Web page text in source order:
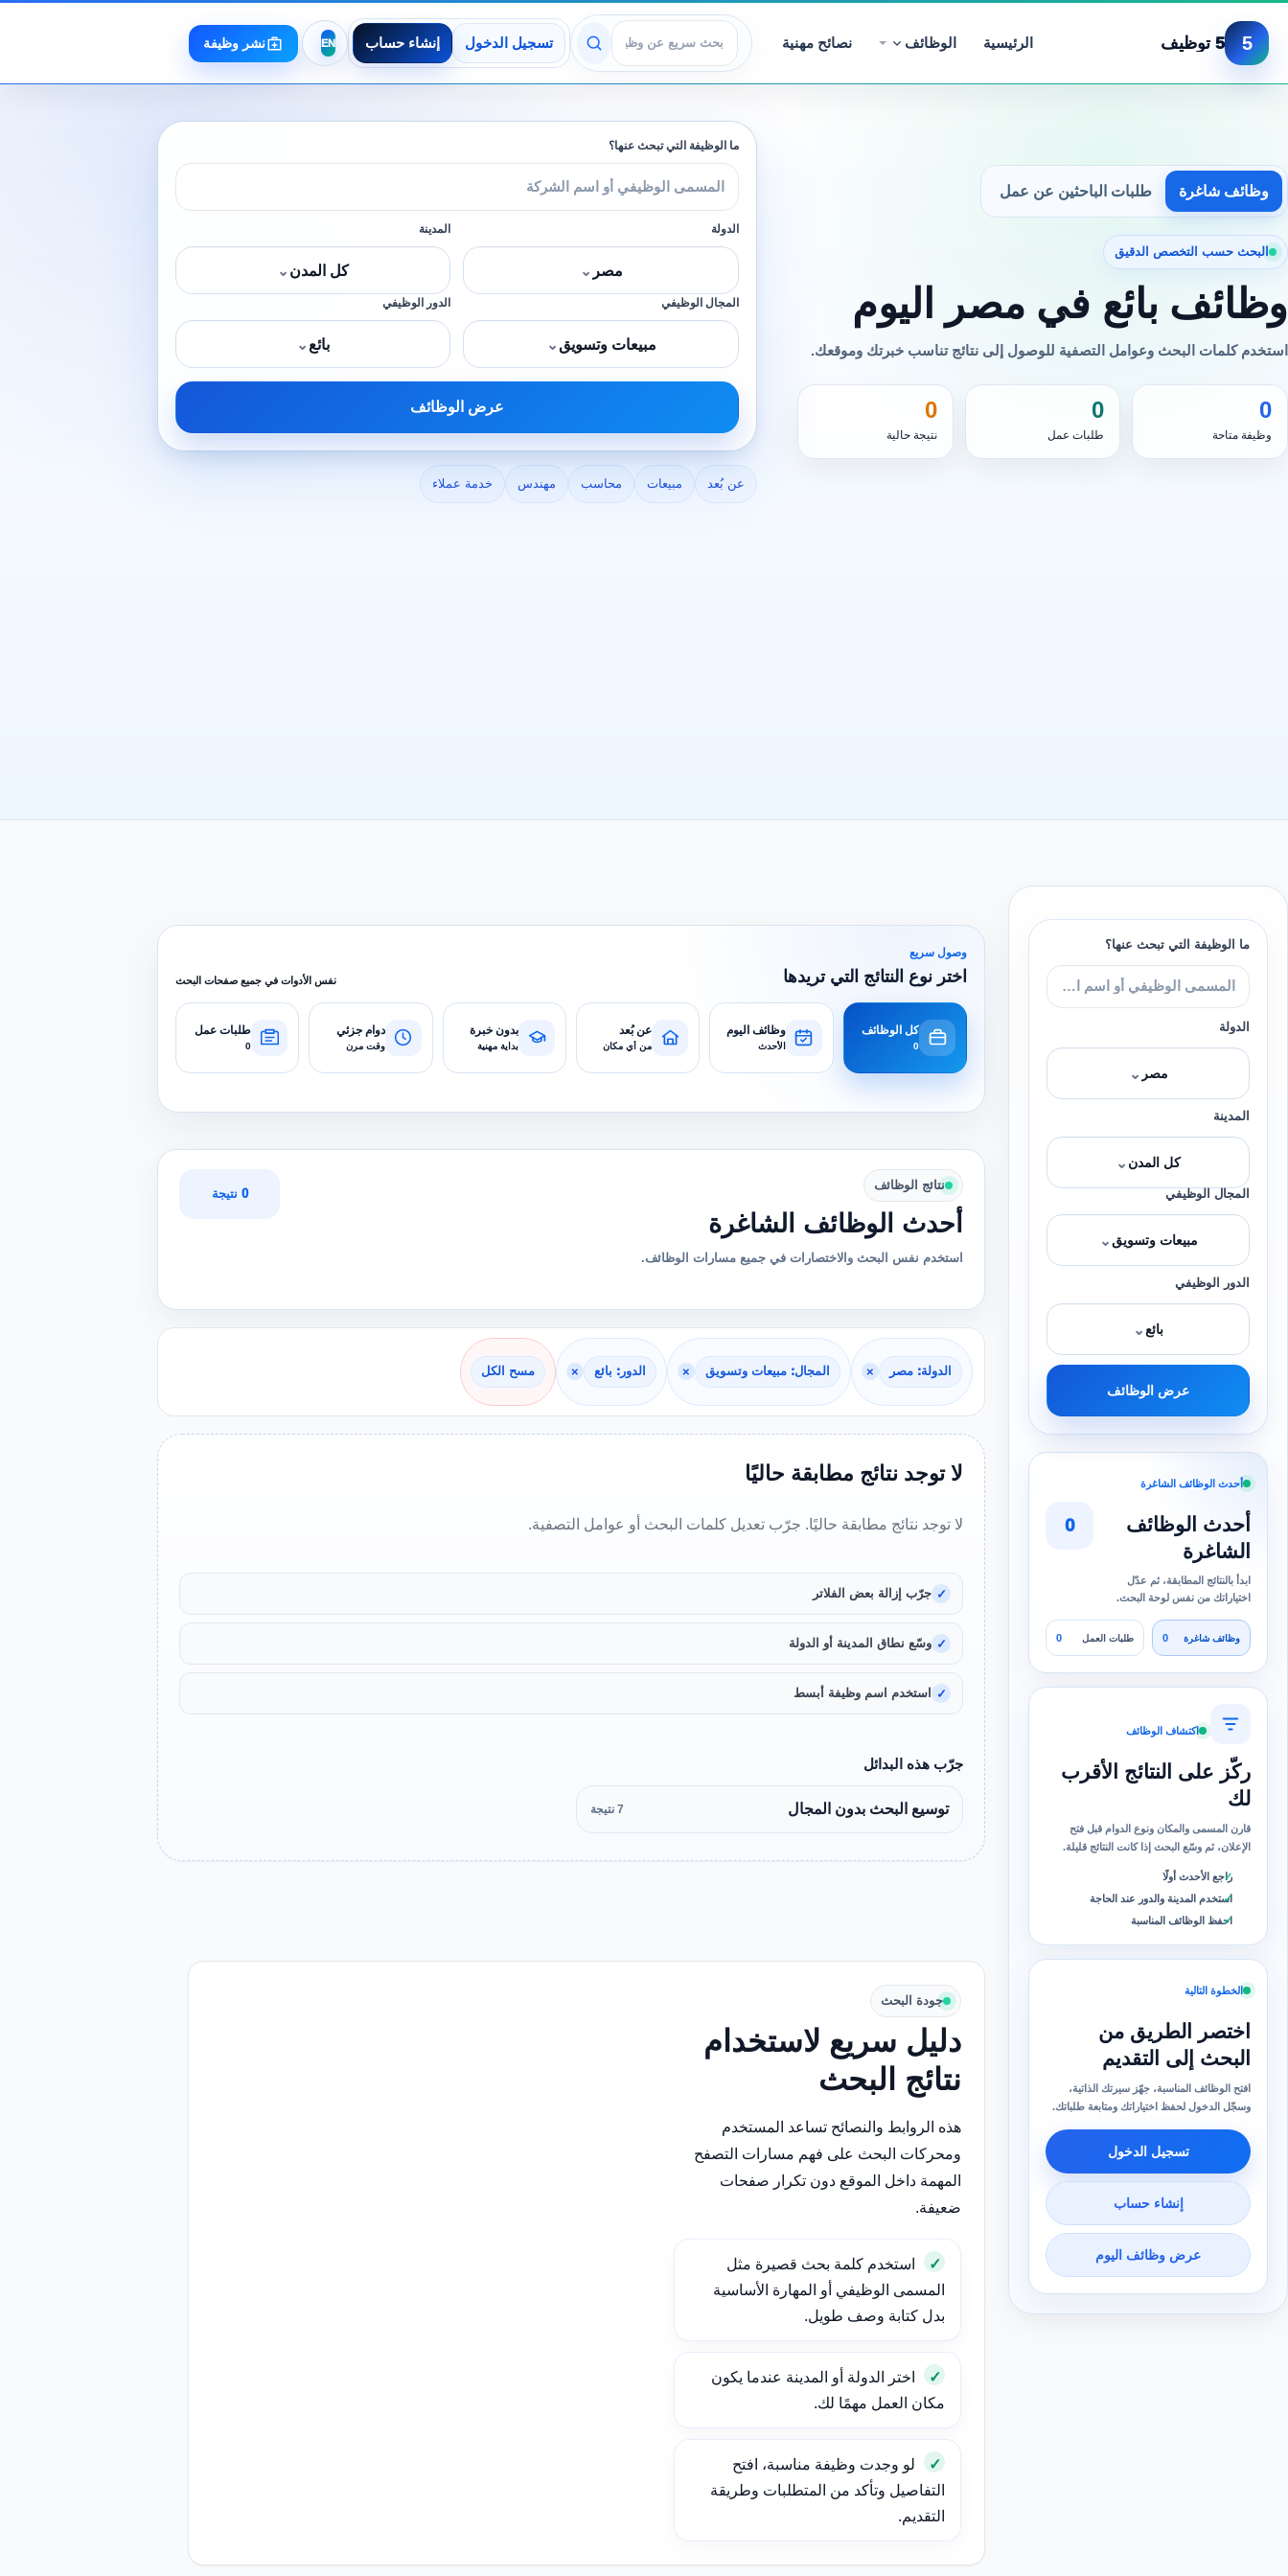
5 5 توظيف الرئيسية الوظائف نصائح مهنية
عرض الوظائف
تسجيل الدخول إنشاء حساب نشر وظيفة
وظائف شاغرة طلبات الباحثين عن عمل
البحث حسب التخصص الدقيق
وظائف بائع في مصر اليوم
استخدم كلمات البحث وعوامل التصفية للوصول إلى نتائج تناسب خبرتك وموقعك.
0
وظيفة متاحة
0
طلبات عمل
0
نتيجة حالية
ما الوظيفة التي تبحث عنها؟
الدولة
مصر ⌄
المدينة
كل المدن ⌄
المجال الوظيفي
مبيعات وتسويق ⌄
الدور الوظيفي
بائع ⌄
عرض الوظائف
عن بُعد مبيعات محاسب مهندس خدمة عملاء
ما الوظيفة التي تبحث عنها؟
الدولة
مصر ⌄
المدينة
كل المدن ⌄
المجال الوظيفي
مبيعات وتسويق ⌄
الدور الوظيفي
بائع ⌄
عرض الوظائف
أحدث الوظائف الشاغرة
أحدث الوظائف
الشاغرة
ابدأ بالنتائج المطابقة، ثم عدّل
اختياراتك من نفس لوحة البحث.
0
وظائف شاغرة 0 طلبات العمل 0
اكتشاف الوظائف
ركّز على النتائج الأقرب
لك
قارن المسمى والمكان ونوع الدوام قبل فتح
الإعلان، ثم وسّع البحث إذا كانت النتائج قليلة.
راجع الأحدث أولًا
استخدم المدينة والدور عند الحاجة
احفظ الوظائف المناسبة
الخطوة التالية
اختصر الطريق من
البحث إلى التقديم
افتح الوظائف المناسبة، جهّز سيرتك الذاتية،
وسجّل الدخول لحفظ اختياراتك ومتابعة طلباتك.
تسجيل الدخول
إنشاء حساب
عرض وظائف اليوم
وصول سريع
اختر نوع النتائج التي تريدها نفس الأدوات في جميع صفحات البحث
كل الوظائف
0
وظائف اليوم
الأحدث
عن بُعد
من أي مكان
بدون خبرة
بداية مهنية
دوام جزئي
وقت مرن
طلبات عمل
0
نتائج الوظائف
أحدث الوظائف الشاغرة
استخدم نفس البحث والاختصارات في جميع مسارات الوظائف.
0 نتيجة
الدولة: مصر × المجال: مبيعات وتسويق × الدور: بائع × مسح الكل
لا توجد نتائج مطابقة حاليًا
لا توجد نتائج مطابقة حاليًا. جرّب تعديل كلمات البحث أو عوامل التصفية.
جرّب إزالة بعض الفلاتر
وسّع نطاق المدينة أو الدولة
استخدم اسم وظيفة أبسط
جرّب هذه البدائل
توسيع البحث بدون المجال 7 نتيجة
جودة البحث
دليل سريع لاستخدام
نتائج البحث
هذه الروابط والنصائح تساعد المستخدم
ومحركات البحث على فهم مسارات التصفح
المهمة داخل الموقع دون تكرار صفحات
ضعيفة.
استخدم كلمة بحث قصيرة مثل
المسمى الوظيفي أو المهارة الأساسية
بدل كتابة وصف طويل.
اختر الدولة أو المدينة عندما يكون
مكان العمل مهمًا لك.
لو وجدت وظيفة مناسبة، افتح
التفاصيل وتأكد من المتطلبات وطريقة
التقديم.